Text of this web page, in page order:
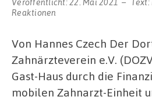
Reaktionen
Von Hannes Czech Der
Zahnärzteverein e.V.
Gast-Haus durch die
mobilen Zahnarzt-Einheit